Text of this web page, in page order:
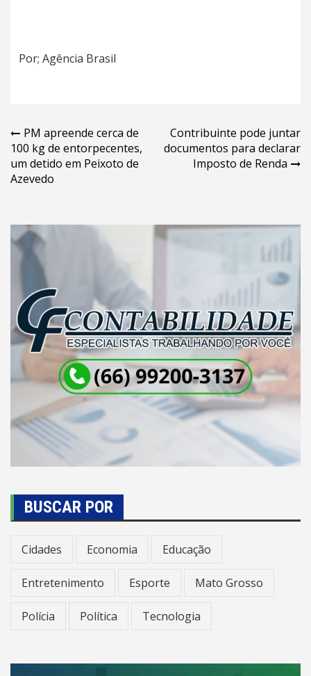
Por; Agência Brasil
Navegação
de
Post
PM apreende cerca de
100 kg de entorpecentes,
um detido em Peixoto de
Azevedo
Contribuinte pode juntar
documentos para declarar
Imposto de Renda
BUSCAR POR
Cidades Economia Educação
Entretenimento Esporte Mato Grosso
Polícia Política Tecnologia